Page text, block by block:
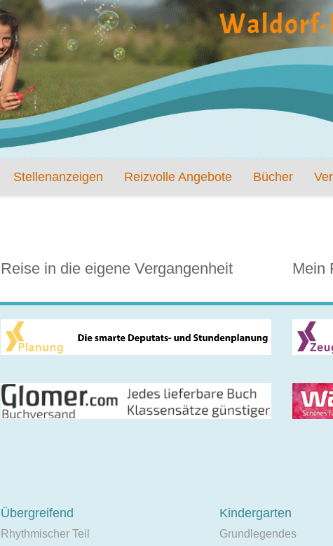
Stellenanzeigen Reizvolle Angebote Bücher
Reise in die eigene Vergangenheit Mein
Übergreifend
Rhythmischer Teil
Kindergarten
Grundlegendes